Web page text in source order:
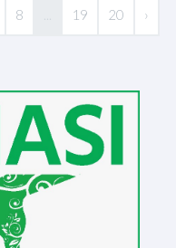
8 19 20 ›